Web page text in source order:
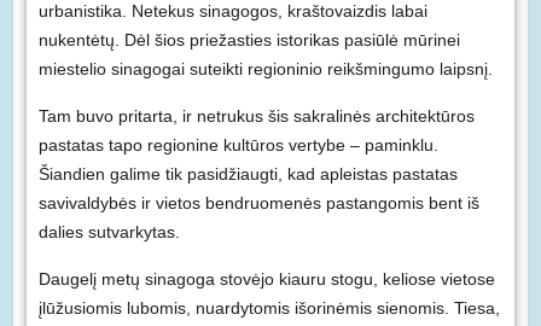
urbanistika. Netekus sinagogos, kraštovaizdis labai
nukentėtų. Dėl šios priežasties istorikas pasiūlė mūrinei
miestelio sinagogai suteikti regioninio reikšmingumo laipsnį.
Tam buvo pritarta, ir netrukus šis sakralinės architektūros
pastatas tapo regionine kultūros vertybe – paminklu.
Šiandien galime tik pasidžiaugti, kad apleistas pastatas
savivaldybės ir vietos bendruomenės pastangomis bent iš
dalies sutvarkytas.
Daugelį metų sinagoga stovėjo kiauru stogu, keliose vietose
įlūžusiomis lubomis, nuardytomis išorinėmis sienomis. Tiesa,